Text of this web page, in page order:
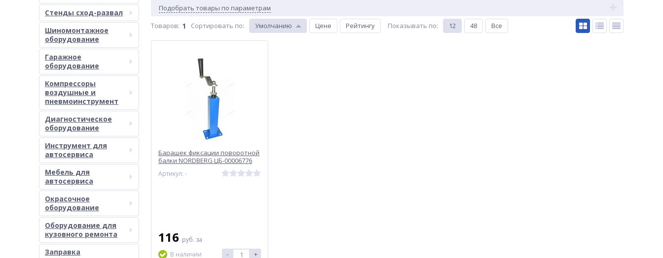
Стенды сход-развал
Шиномонтажное
оборудование
Гаражное
оборудование
Компрессоры
воздушные и
пневмоинструмент
Диагностическое
оборудование
Инструмент для
автосервиса
Мебель для
автосервиса
Окрасочное
оборудование
Оборудование для
кузовного ремонта
Заправка
Подобрать товары по параметрам
Товаров: 1 Сортировать по: Умолчанию Цене Рейтингу Показывать по: 12 48 Все
Барашек фиксации поворотной
балки NORDBERG ЦБ-00006776
Артикул: -
116 руб. за
В наличии
- +